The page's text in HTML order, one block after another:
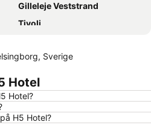
Gilleleje Veststrand
Tivoli
Hornbæk Vest
Helsingør Havn
Ørestad
Nørrebro
Sverige
Hotel
Hotel?
H5 Hotel?